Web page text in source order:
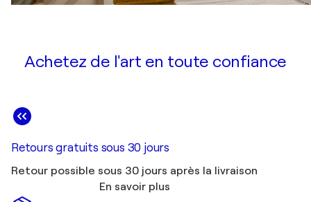
Achetez de l'art en toute confiance
Retours gratuits sous 30 jours
Retour possible sous 30 jours après la livraison
En savoir plus